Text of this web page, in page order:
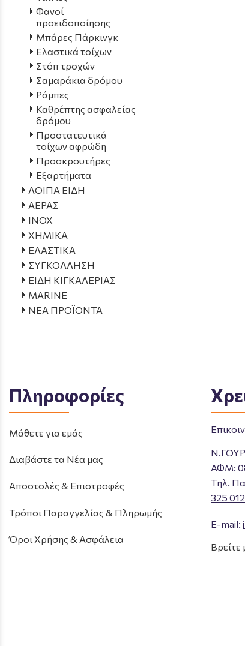
Φανοί
προειδοποίησης
Μπάρες Πάρκινγκ
Ελαστικά τοίχων
Στόπ τροχών
Σαμαράκια δρόμου
Ράμπες
Καθρέπτης ασφαλείας
δρόμου
Προστατευτικά
τοίχων αφρώδη
Προσκρουτήρες
Εξαρτήματα
ΛΟΙΠΑ ΕΙΔΗ
ΑΕΡΑΣ
INOX
ΧΗΜΙΚΑ
ΕΛΑΣΤΙΚΑ
ΣΥΓΚΟΛΛΗΣΗ
ΕΙΔΗ ΚΙΓΚΑΛΕΡΙΑΣ
MARINE
ΝΕΑ ΠΡΟΪΟΝΤΑ
Πληροφορίες
Μάθετε για εμάς
Διαβάστε τα Νέα μας
Αποστολές & Επιστροφές
Τρόποι Παραγγελίας & Πληρωμής
Όροι Χρήσης & Ασφάλεια
ΑΦΜ:
Tηλ.
325 012
E-mail:
Βρείτε